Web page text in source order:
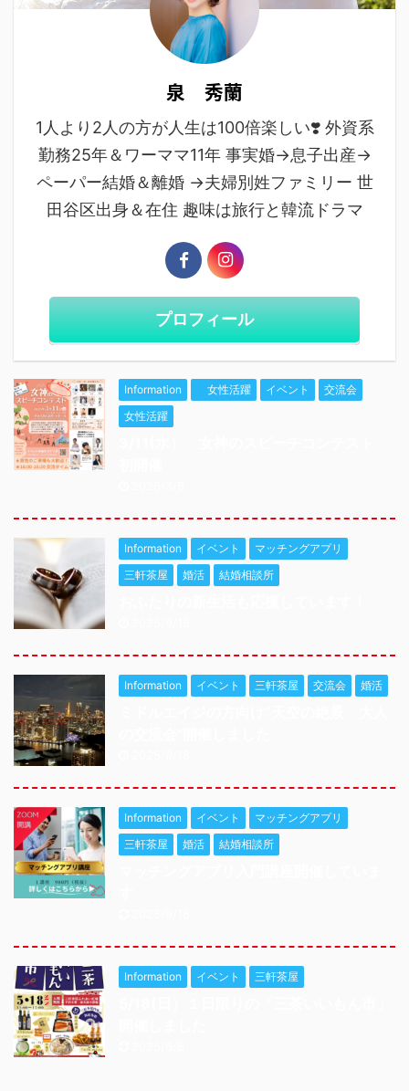
泉 秀蘭
1人より2人の方が人生は100倍楽しい❣️ 外資系
勤務25年＆ワーママ11年 事実婚→息子出産→
ペーパー結婚＆離婚 →夫婦別姓ファミリー 世
田谷区出身＆在住 趣味は旅行と韓流ドラマ
プロフィール
Information 女性活躍 イベント
交流会
女性活躍
Information イベント
マッチングアプリ
三軒茶屋
婚活 結婚相談所
Information イベント 三軒茶屋 交流会 婚活
Information イベント
マッチングアプリ
三軒茶屋
婚活 結婚相談所
Information イベント 三軒茶屋